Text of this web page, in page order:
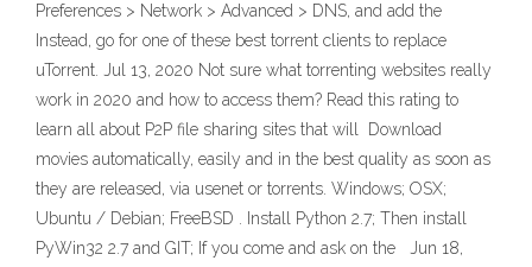
Preferences > Network > Advanced > DNS, and add the
Instead, go for one of these best torrent clients to replace
uTorrent. Jul 13, 2020 Not sure what torrenting websites really
work in 2020 and how to access them? Read this rating to
learn all about P2P file sharing sites that will Download
movies automatically, easily and in the best quality as soon as
they are released, via usenet or torrents. Windows; OSX;
Ubuntu / Debian; FreeBSD . Install Python 2.7; Then install
PyWin32 2.7 and GIT; If you come and ask on the Jun 18,